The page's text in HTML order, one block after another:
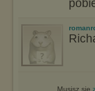
Musisz się